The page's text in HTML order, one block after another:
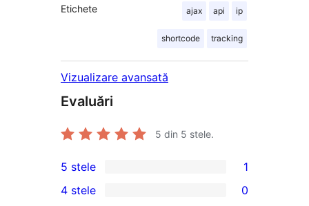
Etichete ajax api ip
shortcode tracking
Vizualizare avansată
Evaluări
5 din 5 stele.
1
5
5 stele 1
4 stele 0